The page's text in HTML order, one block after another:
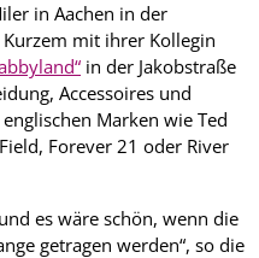
in Aachen in der
mit ihrer Kollegin
in der Jakobstraße
Accessoires und
Marken wie Ted
Forever 21 oder River
es wäre schön, wenn die
getragen werden“, so die